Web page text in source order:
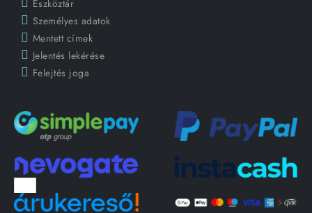
Eszköztár
Személyes adatok
Mentett címek
Jelentés lekérése
Felejtés joga